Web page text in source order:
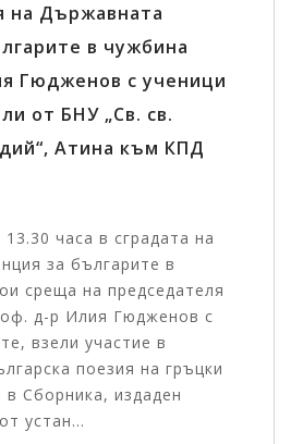
на Държавната
в чужбина
Гюдженов с ученици
от БНУ „Св. св.
Атина към КПД
часа в сградата на
за българите в
среща на председателя
д-р Илия Гюдженов с
взели участие в
поезия на гръцки
в Сборника, издаден
устан...